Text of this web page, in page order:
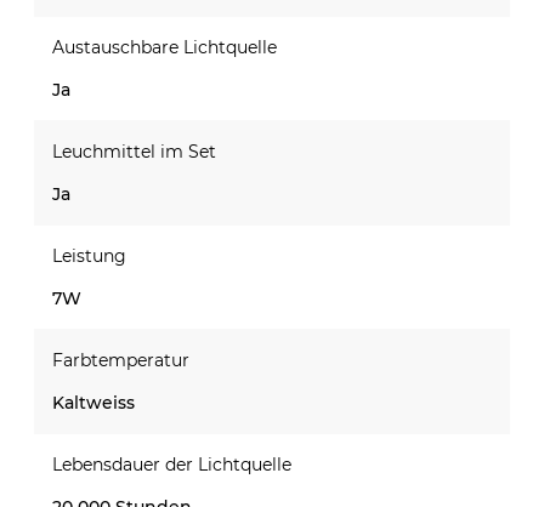
Austauschbare Lichtquelle
Ja
Leuchmittel im Set
Ja
Leistung
7W
Farbtemperatur
Kaltweiss
Lebensdauer der Lichtquelle